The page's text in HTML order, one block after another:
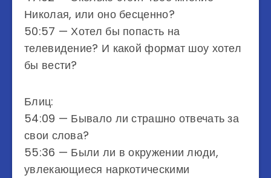
Николая, или оно бесценно?
50:57 — Хотел бы попасть на
телевидение? И какой формат шоу хотел
бы вести?
Блиц:
54:09 — Бывало ли страшно отвечать за
свои слова?
55:36 — Были ли в окружении люди,
увлекающиеся наркотическими